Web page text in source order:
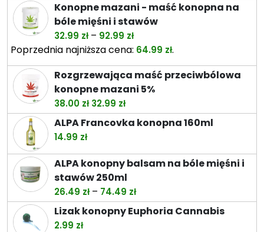
Konopne mazani - maść konopna na
bóle mięśni i stawów
32.99 zł – 92.99 złZakres
cen:
od
32.99 zł
do
Poprzednia najniższa cena: 64.99 zł.
Rozgrzewająca maść przeciwbólowa
konopne mazani 5%
38.00 zł Pierwotna
cena
32.99 złAktualna
cena
ALPA Francovka konopna 160ml
14.99 zł
ALPA konopny balsam na bóle mięśni i
stawów 250ml
26.49 zł – 74.49 złZakres
cen:
od
Lizak konopny Euphoria Cannabis
2.99 zł